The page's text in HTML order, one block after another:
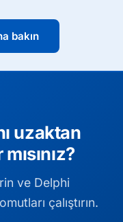
bakın
uzaktan
ve Delphi
çalıştırın.